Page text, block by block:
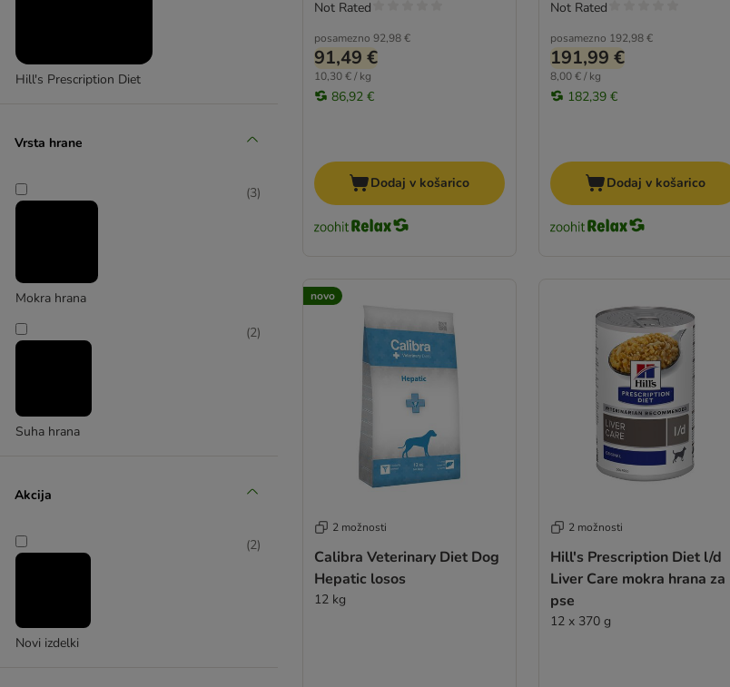
Hrana v kosmičih
Vegetarijanska hrana
Hill's Prescription Diet
Vrsta hrane
Mokra hrana
(3)
Suha hrana
(2)
Akcija
Novi izdelki
(2)
posamezno 92,98 €
91,49 €
10,30 € / kg
86,92 €
Not Rated
Dodaj v košarico
posamezno 192,98 €
191,99 €
8,00 € / kg
182,39 €
Not Rated
Dodaj v košarico
novo
2 možnosti
Calibra Veterinary Diet Dog
Hepatic losos
12 kg
2 možnosti
Hill's Prescription Diet l/d
Liver Care mokra hrana za
pse
12 x 370 g